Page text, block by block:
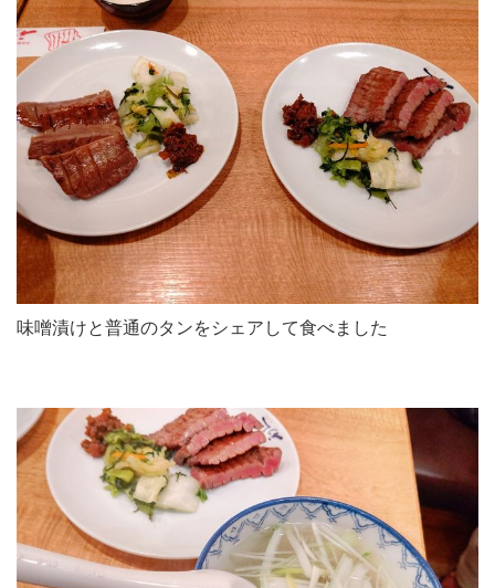
味噌漬けと普通のタンをシェアして食べました